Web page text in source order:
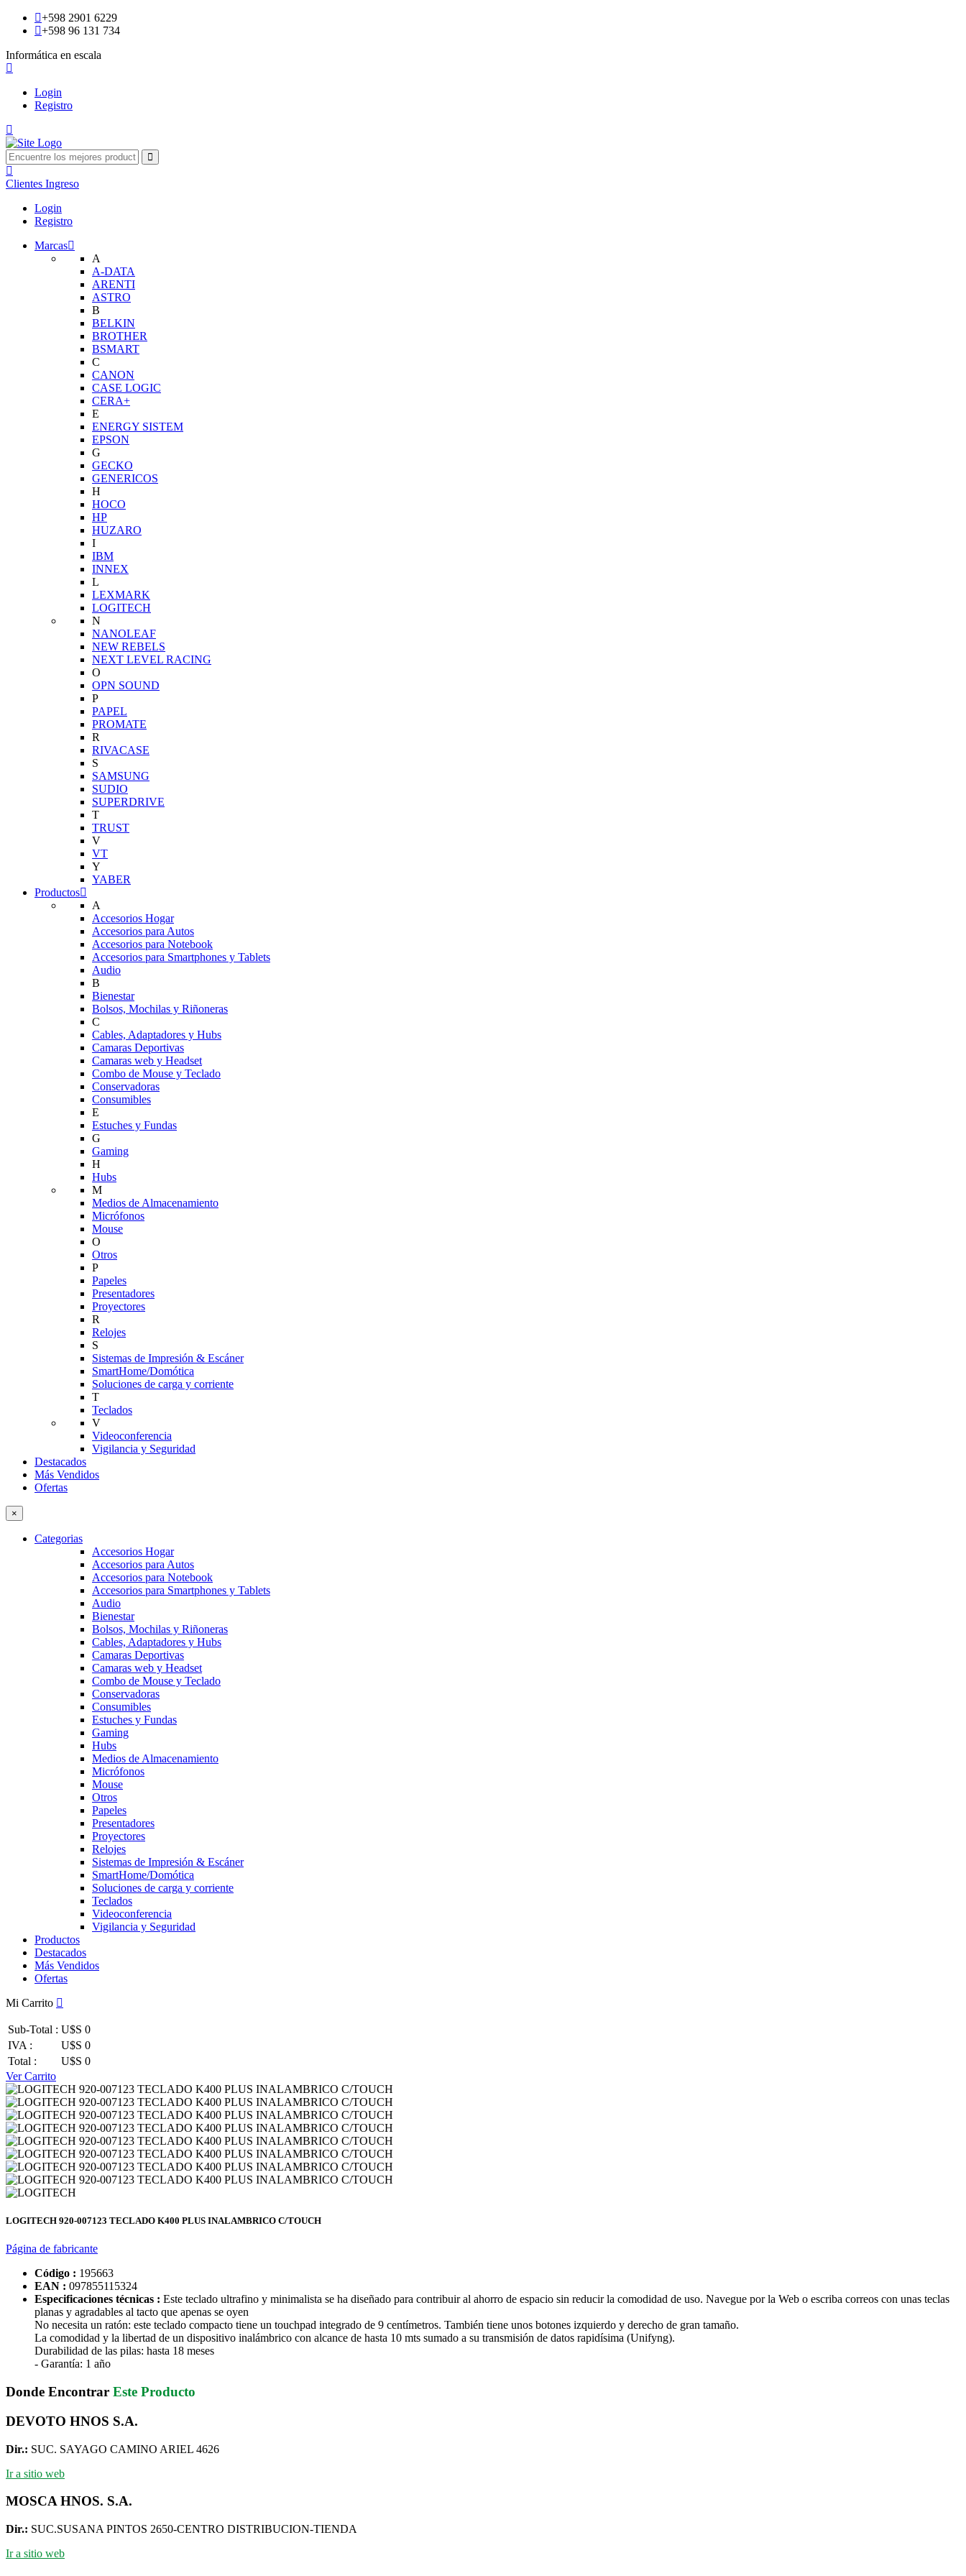
+598 2901 6229
+598 96 131 734
Informática en escala
Login
Registro
Clientes Ingreso
Login
Registro
Marcas
A
A-DATA
ARENTI
ASTRO
B
BELKIN
BROTHER
BSMART
C
CANON
CASE LOGIC
CERA+
E
ENERGY SISTEM
EPSON
G
GECKO
GENERICOS
H
HOCO
HP
HUZARO
I
IBM
INNEX
L
LEXMARK
LOGITECH
N
NANOLEAF
NEW REBELS
NEXT LEVEL RACING
O
OPN SOUND
P
PAPEL
PROMATE
R
RIVACASE
S
SAMSUNG
SUDIO
SUPERDRIVE
T
TRUST
V
VT
Y
YABER
Productos
A
Accesorios Hogar
Accesorios para Autos
Accesorios para Notebook
Accesorios para Smartphones y Tablets
Audio
B
Bienestar
Bolsos, Mochilas y Riñoneras
C
Cables, Adaptadores y Hubs
Camaras Deportivas
Camaras web y Headset
Combo de Mouse y Teclado
Conservadoras
Consumibles
E
Estuches y Fundas
G
Gaming
H
Hubs
M
Medios de Almacenamiento
Micrófonos
Mouse
O
Otros
P
Papeles
Presentadores
Proyectores
R
Relojes
S
Sistemas de Impresión & Escáner
SmartHome/Domótica
Soluciones de carga y corriente
T
Teclados
V
Videoconferencia
Vigilancia y Seguridad
Destacados
Más Vendidos
Ofertas
×
Categorias
Accesorios Hogar
Accesorios para Autos
Accesorios para Notebook
Accesorios para Smartphones y Tablets
Audio
Bienestar
Bolsos, Mochilas y Riñoneras
Cables, Adaptadores y Hubs
Camaras Deportivas
Camaras web y Headset
Combo de Mouse y Teclado
Conservadoras
Consumibles
Estuches y Fundas
Gaming
Hubs
Medios de Almacenamiento
Micrófonos
Mouse
Otros
Papeles
Presentadores
Proyectores
Relojes
Sistemas de Impresión & Escáner
SmartHome/Domótica
Soluciones de carga y corriente
Teclados
Videoconferencia
Vigilancia y Seguridad
Productos
Destacados
Más Vendidos
Ofertas
Mi Carrito
Sub-Total : U$S 0
IVA :
U$S 0
Total :
U$S 0
Ver Carrito
LOGITECH 920-007123 TECLADO K400 PLUS INALAMBRICO C/TOUCH
Página de fabricante
Código : 195663
EAN : 097855115324
Especificaciones técnicas : Este teclado ultrafino y minimalista se ha diseñado para contribuir al ahorro de espacio sin reducir la comodidad de uso. Navegue por la Web o escriba correos con unas teclas
planas y agradables al tacto que apenas se oyen
No necesita un ratón: este teclado compacto tiene un touchpad integrado de 9 centímetros. También tiene unos botones izquierdo y derecho de gran tamaño.
La comodidad y la libertad de un dispositivo inalámbrico con alcance de hasta 10 mts sumado a su transmisión de datos rapidísima (Unifyng).
Durabilidad de las pilas: hasta 18 meses
- Garantía: 1 año
Donde Encontrar Este Producto
DEVOTO HNOS S.A.
Dir.: SUC. SAYAGO CAMINO ARIEL 4626
Ir a sitio web
MOSCA HNOS. S.A.
Dir.: SUC.SUSANA PINTOS 2650-CENTRO DISTRIBUCION-TIENDA
Ir a sitio web